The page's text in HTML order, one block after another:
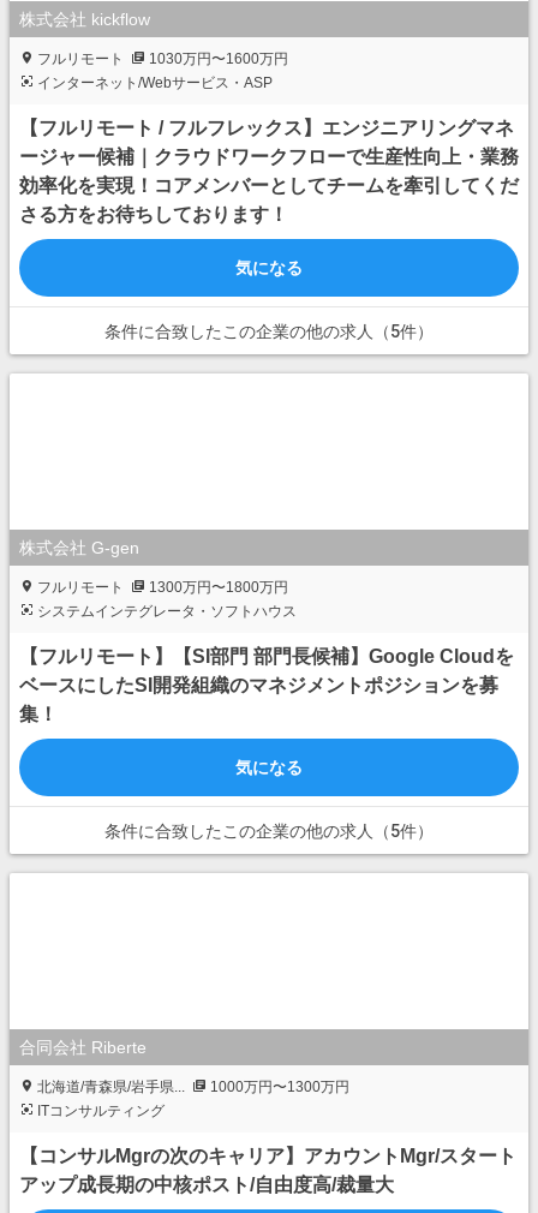
株式会社 kickflow
フルリモート
1030万円〜1600万円
インターネット/Webサービス・ASP
【フルリモート / フルフレックス】エンジニアリングマネ
ージャー候補｜クラウドワークフローで生産性向上・業務
効率化を実現！コアメンバーとしてチームを牽引してくだ
さる方をお待ちしております！
気になる
条件に合致したこの企業の他の求人（5件）
株式会社 G-gen
フルリモート
1300万円〜1800万円
システムインテグレータ・ソフトハウス
【フルリモート】【SI部門 部門長候補】Google Cloudを
ベースにしたSI開発組織のマネジメントポジションを募
集！
気になる
条件に合致したこの企業の他の求人（5件）
合同会社 Riberte
北海道/青森県/岩手県...
1000万円〜1300万円
ITコンサルティング
【コンサルMgrの次のキャリア】アカウントMgr/スタート
アップ成長期の中核ポスト/自由度高/裁量大